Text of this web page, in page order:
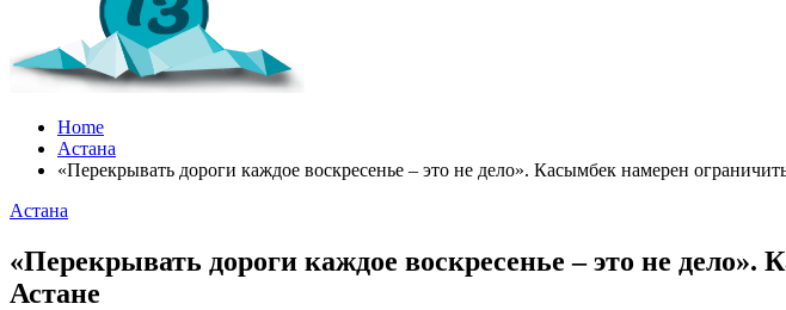
Home
Астана
«Перекрывать дороги каждое воскресенье – это не дело». Касымбек намерен
Астана
«Перекрывать дороги каждое воскресенье – это не
Астане